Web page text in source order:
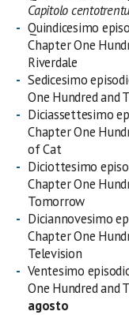
Capitolo
Quindicesimo
Chapter One
Riverdale
Sedicesimo
One Hundred and
Diciassettesimo
Chapter One
of Cat
Diciottesimo
Chapter One
Tomorrow
Diciannovesimo
Chapter One
Television
Ventesimo
One Hundred and
agosto